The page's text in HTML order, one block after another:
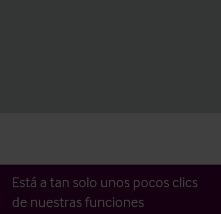
Está a tan solo unos pocos clics
de nuestras funciones